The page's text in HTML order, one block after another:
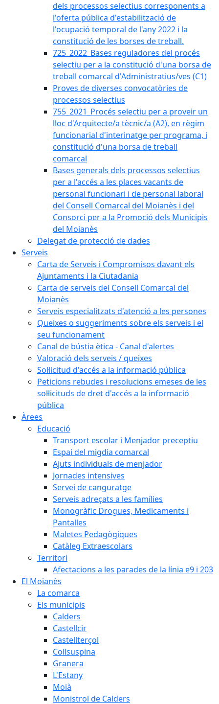
dels processos selectius corresponents a
l'oferta pública d'estabilització de
l'ocupació temporal de l'any 2022 i la
constitució de les borses de treball.
725_2022_Bases reguladores del procés
selectiu per a la constitució d'una borsa de
treball comarcal d'Administratius/ves (C1)
Proves de diverses convocatòries de
processos selectius
755_2021_Procés selectiu per a proveir un
lloc d'Arquitecte/a tècnic/a (A2), en règim
funcionarial d'interinatge per programa, i
constitució d'una borsa de treball
comarcal
Bases generals dels processos selectius
per a l'accés a les places vacants de
personal funcionari i de personal laboral
del Consell Comarcal del Moianès i del
Consorci per a la Promoció dels Municipis
del Moianès
Delegat de protecció de dades
Serveis
Carta de Serveis i Compromisos davant els
Ajuntaments i la Ciutadania
Carta de serveis del Consell Comarcal del
Moianès
Serveis especialitzats d'atenció a les persones
Queixes o suggeriments sobre els serveis i el
seu funcionament
Canal de bústia ètica - Canal d'alertes
Valoració dels serveis / queixes
Sol·licitud d'accés a la informació pública
Peticions rebudes i resolucions emeses de les
sol·licituds de dret d'accés a la informació
pública
Àrees
Educació
Transport escolar i Menjador preceptiu
Espai del migdia comarcal
Ajuts individuals de menjador
Jornades intensives
Servei de canguratge
Serveis adreçats a les famílies
Monogràfic Drogues, Medicaments i
Pantalles
Maletes Pedagògiques
Catàleg Extraescolars
Territori
Afectacions a les parades de la línia e9 i 203
El Moianès
La comarca
Els municipis
Calders
Castellcir
Castellterçol
Collsuspina
Granera
L'Estany
Moià
Monistrol de Calders